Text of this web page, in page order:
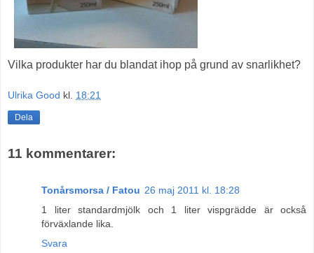
Vilka produkter har du blandat ihop på grund av snarlikhet?
Ulrika Good kl. 18:21
Dela
11 kommentarer:
Tonårsmorsa / Fatou 26 maj 2011 kl. 18:28
1 liter standardmjölk och 1 liter vispgrädde är också
förväxlande lika.
Svara